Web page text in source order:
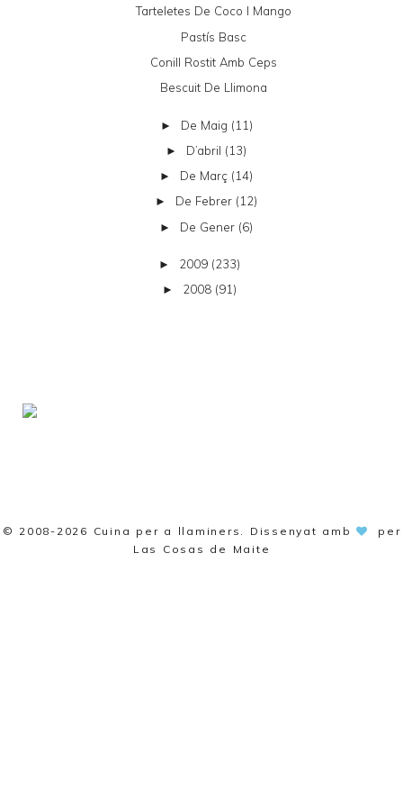
Tarteletes De Coco I Mango
Pastís Basc
Conill Rostit Amb Ceps
Bescuit De Llimona
► De Maig (11)
► D’abril (13)
► De Març (14)
► De Febrer (12)
► De Gener (6)
► 2009 (233)
► 2008 (91)
© 2008-2026 Cuina per a llaminers . Dissenyat amb
per
Las Cosas de Maite